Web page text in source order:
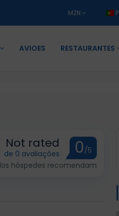
MZN
AVIOES RESTAURANTES
Not rated
de 0 avaliações 0/5
hóspedes recomendam